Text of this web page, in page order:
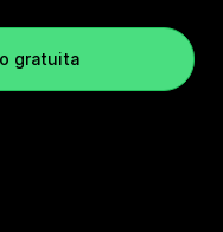
gratuita